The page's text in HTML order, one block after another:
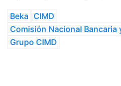
Beka CIMD
Comisión Nacional Bancaria
Grupo CIMD